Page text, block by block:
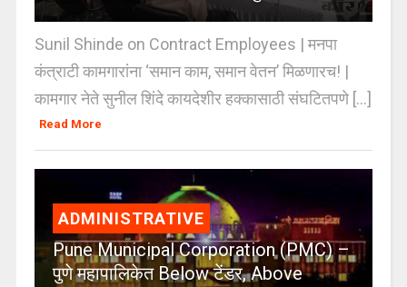
Sunil Shinde on Contract Employees | मनपा
कंत्राटी कामगारांना ‘समान काम, समान वेतन’ मिळणारच! |
कामगार नेते सुनील शिंदे कायदेशीर हक्कासाठी संघटितपणे [...]
Read More
ADMINISTRATIVE
Pune Municipal Corporation (PMC) –
पुणे महापालिकेत Below टेंडर, Above